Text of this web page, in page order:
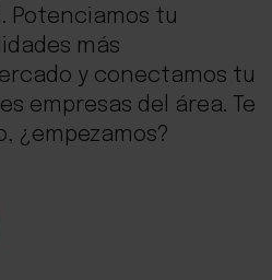
Potenciamos tu
más
y conectamos tu
empresas del área. Te
¿empezamos?